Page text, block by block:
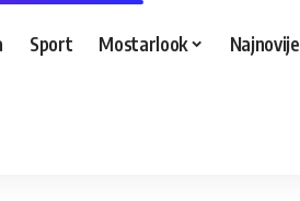
Sport Mostarlook Najnovije